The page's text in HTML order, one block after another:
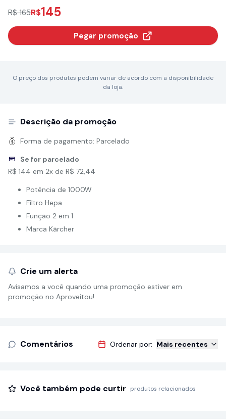
R$ 165R$145
Pegar promoção
O preço dos produtos podem variar de acordo com a disponibilidade
da loja.
Descrição da promoção
Forma de pagamento: Parcelado
Se for parcelado
R$ 144 em 2x de R$ 72,44
Potência de 1000W
Filtro Hepa
Função 2 em 1
Marca Kärcher
Crie um alerta
Avisamos a você quando uma promoção estiver em
promoção no Aproveitou!
Comentários Ordenar por: Mais recentes
Você também pode curtir produtos relacionados